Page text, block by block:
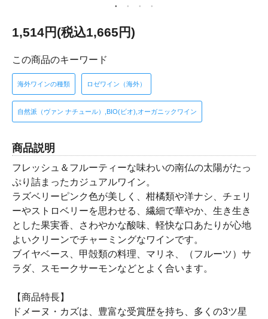
1,514円(税込1,665円)
この商品のキーワード
海外ワインの種類 ロゼワイン（海外）
自然派（ヴァン ナチュール）,BIO(ビオ),オーガニックワイン
商品説明
フレッシュ＆フルーティーな味わいの南仏の太陽がたっ
ぷり詰まったカジュアルワイン。
ラズベリーピンク色が美しく、柑橘類や洋ナシ、チェリ
ーやストロベリーを思わせる、繊細で華やか、生き生き
とした果実香、さわやかな酸味、軽快な口あたりが心地
よいクリーンでチャーミングなワインです。
ブイヤベース、甲殻類の料理、マリネ、（フルーツ）サ
ラダ、スモークサーモンなどとよく合います。
【商品特長】
ドメーヌ・カズは、豊富な受賞歴を持ち、多くの3ツ星